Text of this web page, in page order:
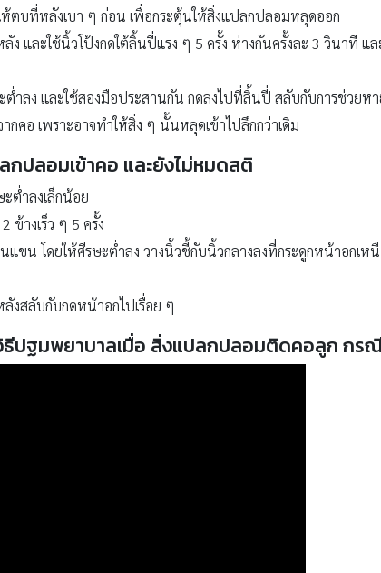
ห้ตบที่หลังเบา ๆ ก่อน เพื่อกระตุ้นให้สิ่งแปลกปลอมหลุดออก
ง และใช้นิ้วโป้งกดใต้ลิ้นปี่แรง ๆ 5 ครั้ง ห่างกันครั้งละ 3 วินาที
ต่ำลง และใช้สองมือประสานกัน กดลงไปที่ลิ้นปี่ สลับกับการช่วยห
คอ เพราะอาจทำให้สิ่ง ๆ นั้นหลุดเข้าไปลึกกว่าเดิม
ปลอมเข้าคอ และยังไม่หมดสติ
ต่ำลงเล็กน้อย
ข้างเร็ว ๆ 5 ครั้ง
ขน โดยให้ศีรษะต่ำลง วางนิ้วชี้กับนิ้วกลางลงที่กระดูกหน้าอกเห
งสลับกับกดหน้าอกไปเรื่อย ๆ
ปฐมพยาบาลเมื่อ สิ่งแปลกปลอมติดคอลูก กร